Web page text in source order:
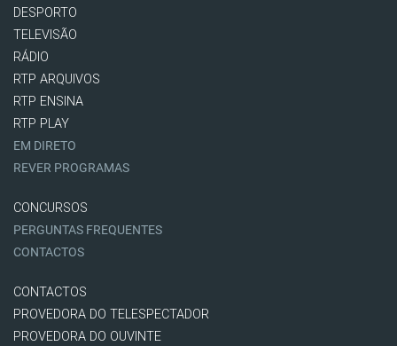
DESPORTO
TELEVISÃO
RÁDIO
RTP ARQUIVOS
RTP ENSINA
RTP PLAY
EM DIRETO
REVER PROGRAMAS
CONCURSOS
PERGUNTAS FREQUENTES
CONTACTOS
CONTACTOS
PROVEDORA DO TELESPECTADOR
PROVEDORA DO OUVINTE